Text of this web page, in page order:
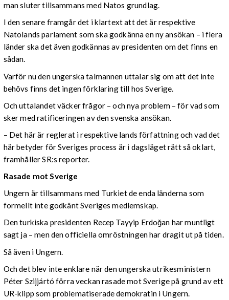
man sluter tillsammans med Natos grundlag.
I den senare framgår det i klartext att det är respektive
Natolands parlament som ska godkänna en ny ansökan – i flera
länder ska det även godkännas av presidenten om det finns en
sådan.
Varför nu den ungerska talmannen uttalar sig om att det inte
behövs finns det ingen förklaring till hos Sverige.
Och uttalandet väcker frågor – och nya problem – för vad som
sker med ratificeringen av den svenska ansökan.
– Det här är reglerat i respektive lands författning och vad det
här betyder för Sveriges process är i dagsläget rätt så oklart,
framhåller SR:s reporter.
Rasade mot Sverige
Ungern är tillsammans med Turkiet de enda länderna som
formellt inte godkänt Sveriges medlemskap.
Den turkiska presidenten Recep Tayyip Erdoğan har muntligt
sagt ja – men den officiella omröstningen har dragit ut på tiden.
Så även i Ungern.
Och det blev inte enklare när den ungerska utrikesministern
Péter Szijjártó förra veckan rasade mot Sverige på grund av ett
UR-klipp som problematiserade demokratin i Ungern.